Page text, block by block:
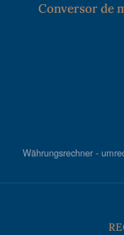
Conversor de
Währungsrechner -